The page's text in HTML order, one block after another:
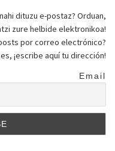
dituzu e-postaz? Orduan,
zure helbide elektronikoa!
por correo electrónico?
¡escribe aquí tu dirección!
Email